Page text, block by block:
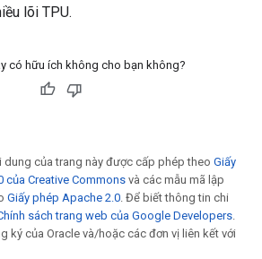
lõi TPU.
có hữu ích không cho bạn không?
dung của trang này được cấp phép theo Giấy
của Creative Commons và các mẫu mã lập
Giấy phép Apache 2.0 . Để biết thông tin chi
sách trang web của Google Developers
ký của Oracle và/hoặc các đơn vị liên kết với